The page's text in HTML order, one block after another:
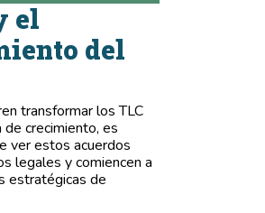
el
del
transformar los TLC
de crecimiento, es
ver estos acuerdos
legales y comiencen a
estratégicas de